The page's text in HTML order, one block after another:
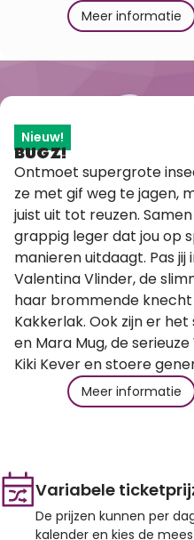
Meer informatie
Nieuw!
BUGZ!
Ontmoet supergrote
ze met gif weg te jagen,
juist uit tot reuzen.
grappig leger dat jou op
manieren uitdaagt. Pas
Valentina Vlinder, de
haar brommende
Kakkerlak. Ook zijn er
en Mara Mug, de
Kiki Kever en stoere
Meer informatie
Variabele
De prijzen kunnen per
kalender en kies de